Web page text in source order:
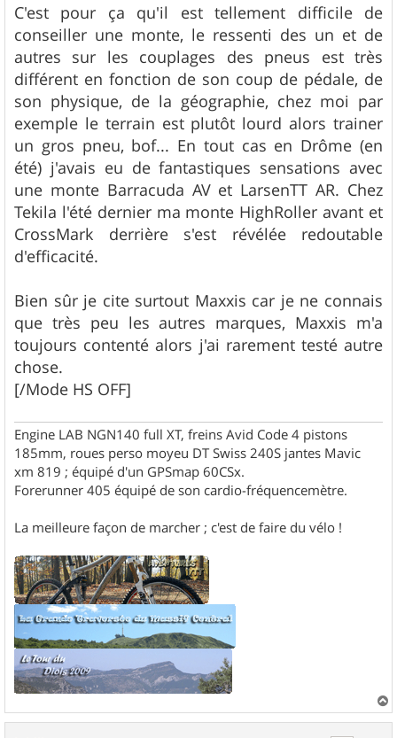
C'est pour ça qu'il est tellement difficile de
conseiller une monte, le ressenti des un et de
autres sur les couplages des pneus est très
différent en fonction de son coup de pédale, de
son physique, de la géographie, chez moi par
exemple le terrain est plutôt lourd alors trainer
un gros pneu, bof... En tout cas en Drôme (en
été) j'avais eu de fantastiques sensations avec
une monte Barracuda AV et LarsenTT AR. Chez
Tekila l'été dernier ma monte HighRoller avant et
CrossMark derrière s'est révélée redoutable
d'efficacité.
Bien sûr je cite surtout Maxxis car je ne connais
que très peu les autres marques, Maxxis m'a
toujours contenté alors j'ai rarement testé autre
chose.
[/Mode HS OFF]
Engine LAB NGN140 full XT, freins Avid Code 4 pistons
185mm, roues perso moyeu DT Swiss 240S jantes Mavic
xm 819 ; équipé d'un GPSmap 60CSx.
Forerunner 405 équipé de son cardio-fréquencemètre.
La meilleure façon de marcher ; c'est de faire du vélo !
a